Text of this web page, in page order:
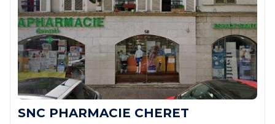
SNC PHARMACIE CHERET